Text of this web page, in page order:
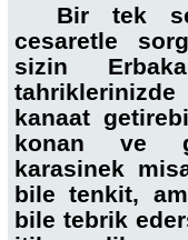
Bir tek
cesaretle
sizin
kanaat
konan ve
karasinek
bile tenkit,
bile tebrik